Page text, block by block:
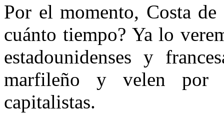
Por el momento, Costa
cuánto tiempo? Ya lo
estadounidenses y
marfileño y velen por
capitalistas.